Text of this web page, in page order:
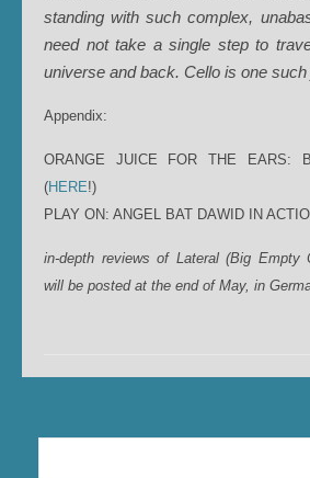
standing with such complex,
need not take a single step to
universe and back. Cello is one such
Appendix:
ORANGE JUICE FOR THE EARS:
(HERE!)
PLAY ON: ANGEL BAT DAWID IN
in-depth reviews of Lateral (Big Empty
will be posted at the end of May, in